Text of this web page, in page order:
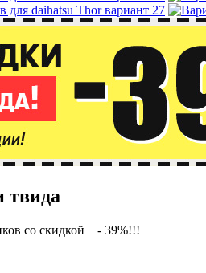
твида
со скидкой
- 39%!!!